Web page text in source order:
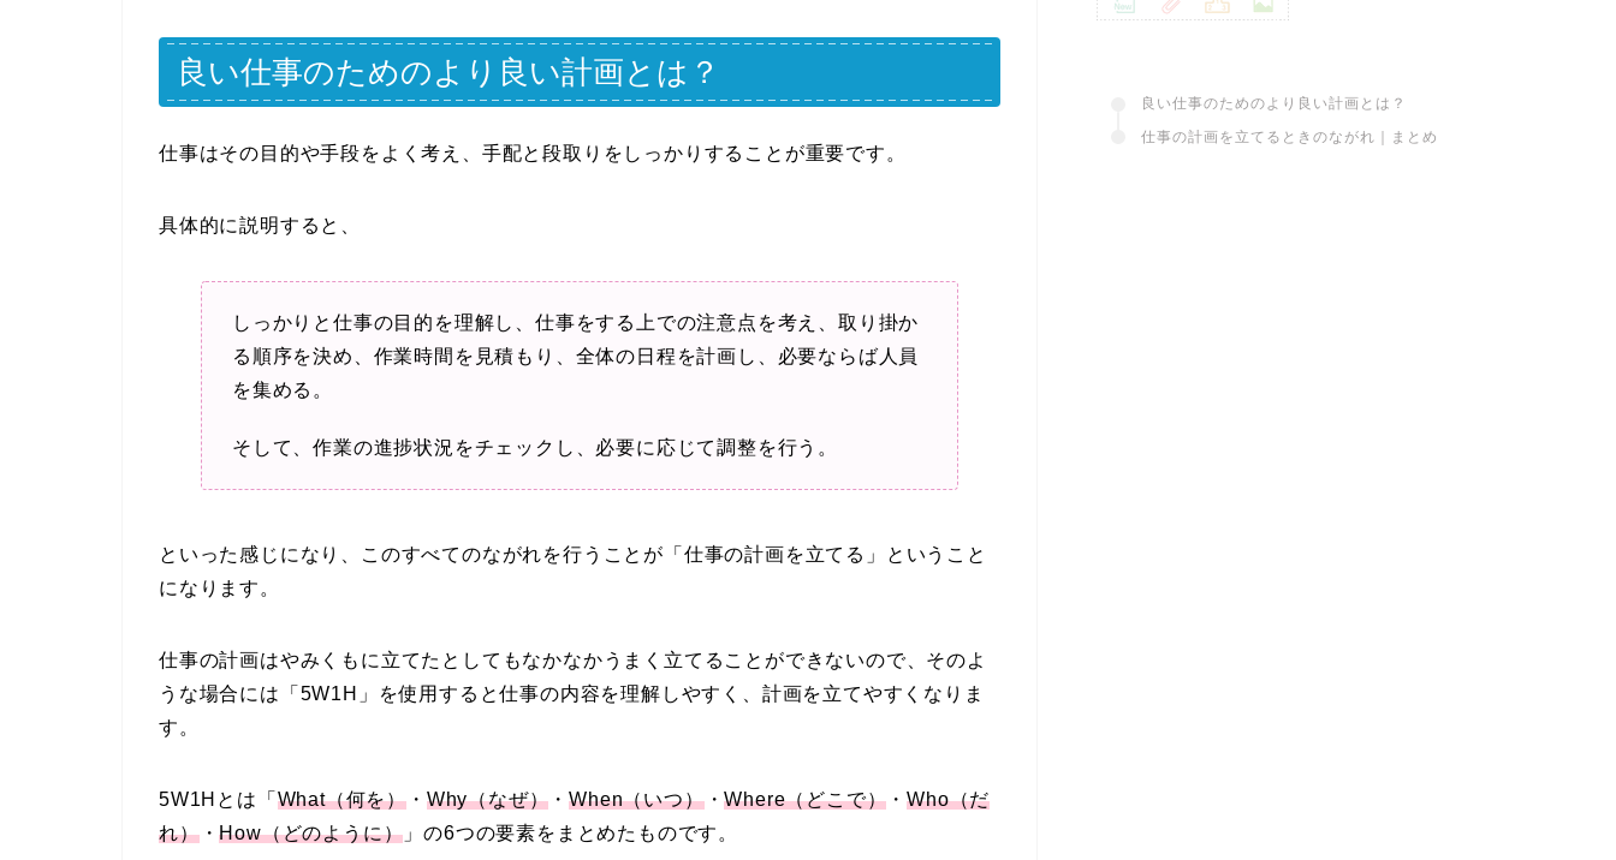
良い仕事のためのより良い計画とは？
仕事はその目的や手段をよく考え、手配と段取りをしっかりすることが重要です。
具体的に説明すると、
しっかりと仕事の目的を理解し、仕事をする上での注意点を考え、取り掛か
る順序を決め、作業時間を見積もり、全体の日程を計画し、必要ならば人員
を集める。
そして、作業の進捗状況をチェックし、必要に応じて調整を行う。
といった感じになり、このすべてのながれを行うことが「仕事の計画を立てる」ということ
になります。
仕事の計画はやみくもに立てたとしてもなかなかうまく立てることができないので、そのよ
うな場合には「5W1H」を使用すると仕事の内容を理解しやすく、計画を立てやすくなりま
す。
5W1Hとは「 What（何を） ・ Why（なぜ） ・When（いつ）・Where（どこで） ・Who（だ
れ）・How（どのように） 」の6つの要素をまとめたものです。
良い仕事のためのより良い計画とは？
仕事の計画を立てるときのながれ｜まとめ